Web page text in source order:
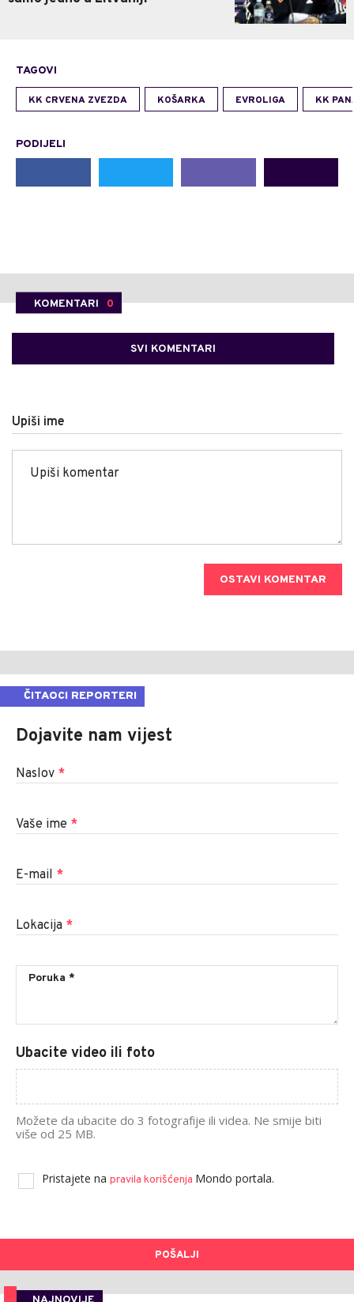
TAGOVI
KK CRVENA ZVEZDA KOŠARKA EVROLIGA KK
PODIJELI
KOMENTARI 0
SVI KOMENTARI
Upiši ime
OSTAVI KOMENTAR
ČITAOCI REPORTERI
Dojavite nam vijest
Naslov *
Vaše ime *
E-mail *
Lokacija *
Ubacite video ili foto
Možete da ubacite do 3 fotografije ili videa. Ne smije biti
više od 25 MB.
Pristajete na pravila korišćenja Mondo portala.
POŠALJI